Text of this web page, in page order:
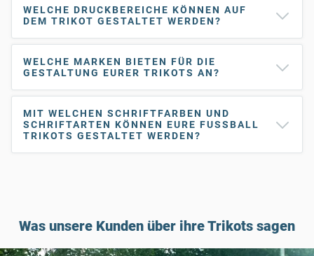
WELCHE DRUCKBEREICHE KÖNNEN AUF
DEM TRIKOT GESTALTET WERDEN?
WELCHE MARKEN BIETEN FÜR DIE
GESTALTUNG EURER TRIKOTS AN?
MIT WELCHEN SCHRIFTFARBEN UND
SCHRIFTARTEN KÖNNEN EURE FUSSBALL T
RIKOTS GESTALTET WERDEN?
Was unsere Kunden über ihre Trikots sagen